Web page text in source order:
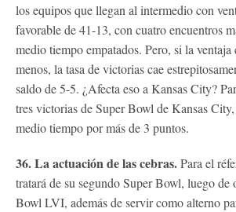
los equipos que llegan al intermedio con
favorable de 41-13, con cuatro encuentros
medio tiempo empatados. Pero, si la ventaja
menos, la tasa de victorias cae
saldo de 5-5. ¿Afecta eso a Kansas City?
tres victorias de Super Bowl de Kansas
medio tiempo por más de 3 puntos.
36. La actuación de las cebras.Para el
tratará de su segundo Super Bowl, luego
Bowl LVI, además de servir como alterno